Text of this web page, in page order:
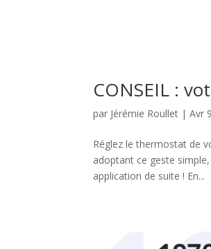
CONSEIL :
par Jérémie Roullet |Avr
Réglez le thermostat de
adoptant ce geste
application de suite ! En...